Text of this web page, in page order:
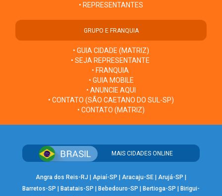
• REPRESENTANTES
GRUPO E FRANQUIA
• GUIA CIDADE (MATRIZ)
• SEJA REPRESENTANTE
• FRANQUIA
• GUIA MOBILE
• ANUNCIE AQUI
• CONTATO (SÃO CAETANO DO SUL-SP)
• CONTATO (MATRIZ)
MAIS CIDADES ONLINE
Angra dos Reis-RJ Apiaí-SP Aracaju-SE| Arujá-SP
Barretos-SP
Batatais-SP Bebedouro-SP Bertioga-SP
Birigui-